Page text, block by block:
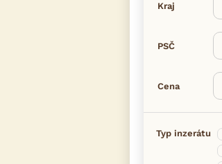
Kraj
PSČ
Cena
Typ inzerátu